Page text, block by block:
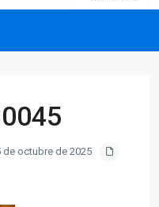
octubre de 2025